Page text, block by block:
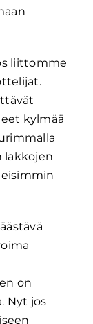
liittomme
kylmää
lakkojen
on
Nyt jos